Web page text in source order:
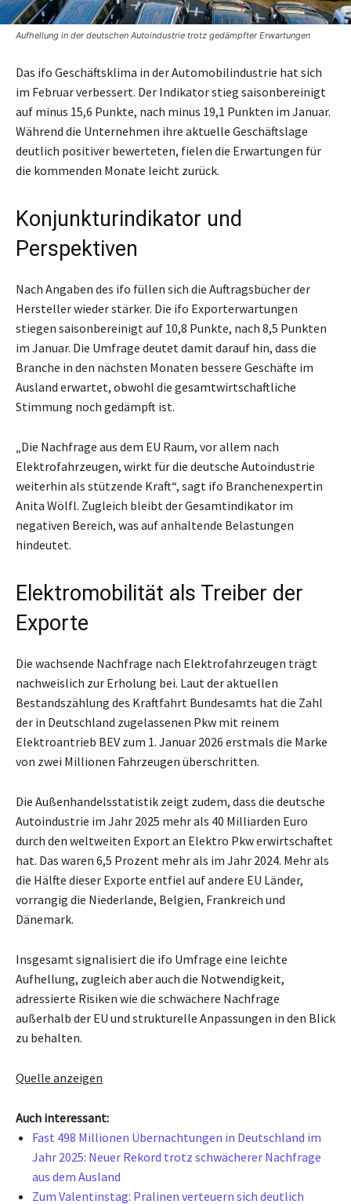
Aufhellung in der deutschen Autoindustrie trotz gedämpfter Erwartungen
Das ifo Geschäftsklima in der Automobilindustrie hat sich
im Februar verbessert. Der Indikator stieg saisonbereinigt
auf minus 15,6 Punkte, nach minus 19,1 Punkten im Januar.
Während die Unternehmen ihre aktuelle Geschäftslage
deutlich positiver bewerteten, fielen die Erwartungen für
die kommenden Monate leicht zurück.
Konjunkturindikator und
Perspektiven
Nach Angaben des ifo füllen sich die Auftragsbücher der
Hersteller wieder stärker. Die ifo Exporterwartungen
stiegen saisonbereinigt auf 10,8 Punkte, nach 8,5 Punkten
im Januar. Die Umfrage deutet damit darauf hin, dass die
Branche in den nächsten Monaten bessere Geschäfte im
Ausland erwartet, obwohl die gesamtwirtschaftliche
Stimmung noch gedämpft ist.
„Die Nachfrage aus dem EU Raum, vor allem nach
Elektrofahrzeugen, wirkt für die deutsche Autoindustrie
weiterhin als stützende Kraft“, sagt ifo Branchenexpertin
Anita Wölfl. Zugleich bleibt der Gesamtindikator im
negativen Bereich, was auf anhaltende Belastungen
hindeutet.
Elektromobilität als Treiber der
Exporte
Die wachsende Nachfrage nach Elektrofahrzeugen trägt
nachweislich zur Erholung bei. Laut der aktuellen
Bestandszählung des Kraftfahrt Bundesamts hat die Zahl
der in Deutschland zugelassenen Pkw mit reinem
Elektroantrieb BEV zum 1. Januar 2026 erstmals die Marke
von zwei Millionen Fahrzeugen überschritten.
Die Außenhandelsstatistik zeigt zudem, dass die deutsche
Autoindustrie im Jahr 2025 mehr als 40 Milliarden Euro
durch den weltweiten Export an Elektro Pkw erwirtschaftet
hat. Das waren 6,5 Prozent mehr als im Jahr 2024. Mehr als
die Hälfte dieser Exporte entfiel auf andere EU Länder,
vorrangig die Niederlande, Belgien, Frankreich und
Dänemark.
Insgesamt signalisiert die ifo Umfrage eine leichte
Aufhellung, zugleich aber auch die Notwendigkeit,
adressierte Risiken wie die schwächere Nachfrage
außerhalb der EU und strukturelle Anpassungen in den Blick
zu behalten.
Quelle anzeigen
Auch interessant:
Fast 498 Millionen Übernachtungen in Deutschland im
Jahr 2025: Neuer Rekord trotz schwächerer Nachfrage
aus dem Ausland
Zum Valentinstag: Pralinen verteuern sich deutlich